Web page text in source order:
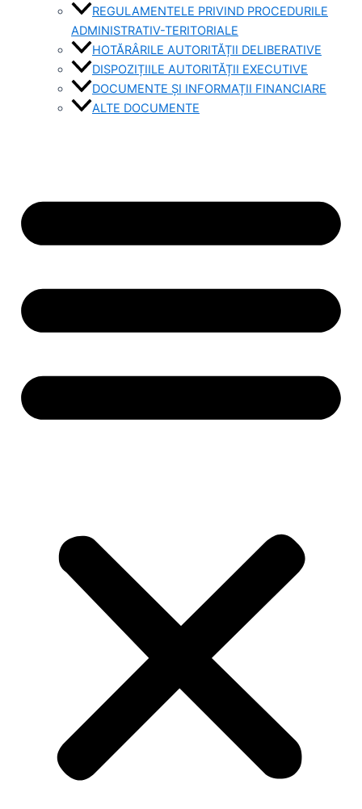
REGULAMENTELE PRIVIND PROCEDURILE
ADMINISTRATIV-TERITORIALE
HOTĂRÂRILE AUTORITĂȚII DELIBERATIVE
DISPOZIȚIILE AUTORITĂȚII EXECUTIVE
DOCUMENTE ȘI INFORMAȚII FINANCIARE
ALTE DOCUMENTE